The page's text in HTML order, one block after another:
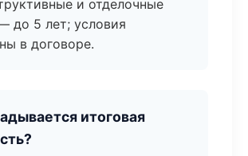
и отделочные
до 5 лет; условия
в договоре.
итоговая